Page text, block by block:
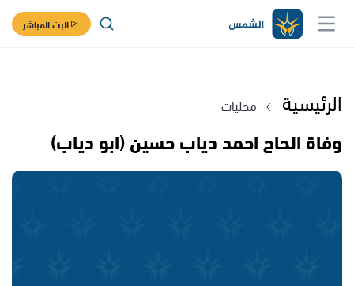
البث المباشر
الرئيسية محليات
وفاة الحاج احمد دياب حسين (ابو دياب)